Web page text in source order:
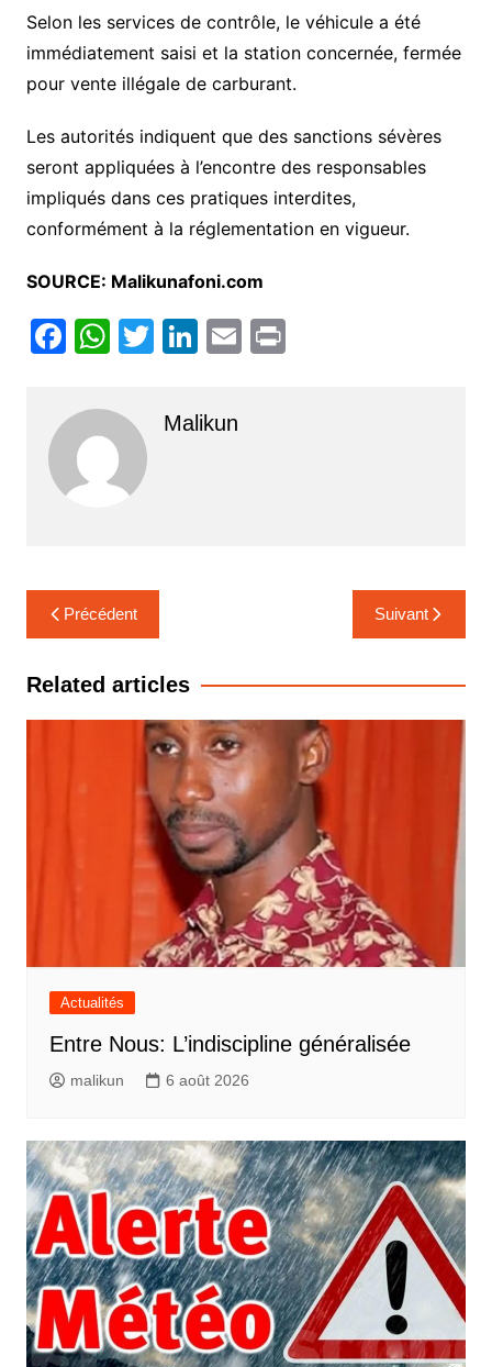
Selon les services de contrôle, le véhicule a été
immédiatement saisi et la station concernée, fermée
pour vente illégale de carburant.
Les autorités indiquent que des sanctions sévères
seront appliquées à l’encontre des responsables
impliqués dans ces pratiques interdites,
conformément à la réglementation en vigueur.
SOURCE: Malikunafoni.com
F
c
e
b
k
W
at
s
A
T
itt
er
Li
k
e
E Pr
Malikun
Navigation
de
l’article
Précédent Suivant
Related articles
Actualités
Entre Nous: L’indiscipline généralisée
malikun 6 août 2026